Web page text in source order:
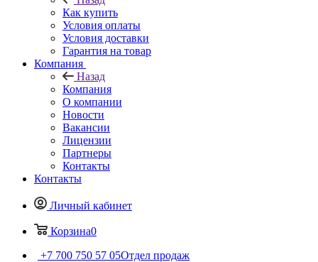
Как купить
Условия оплаты
Условия доставки
Гарантия на товар
Компания
Назад
Компания
О компании
Новости
Вакансии
Лицензии
Партнеры
Контакты
Контакты
Личный кабинет
Корзина0
+7 700 750 57 05Отдел продаж